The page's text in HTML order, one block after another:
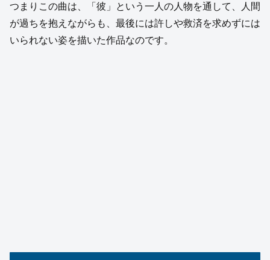
つまりこの曲は、「彼」という一人の人物を通して、人間
が過ちを抱えながらも、最後には許しや救済を求めずには
いられない姿を描いた作品なのです。